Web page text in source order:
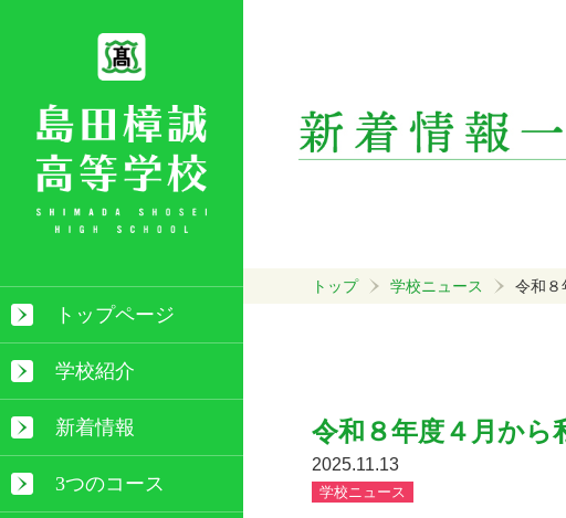
トップページ
学校紹介
新着情報
3つのコース
トップ 学校ニュース 令和８
令和８年度４月から
2025.11.13
学校ニュース